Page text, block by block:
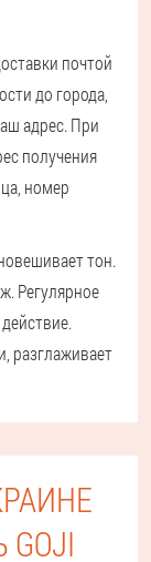
почтой
до города,
адрес. При
получения
номер
тон.
Регулярное
разглаживает